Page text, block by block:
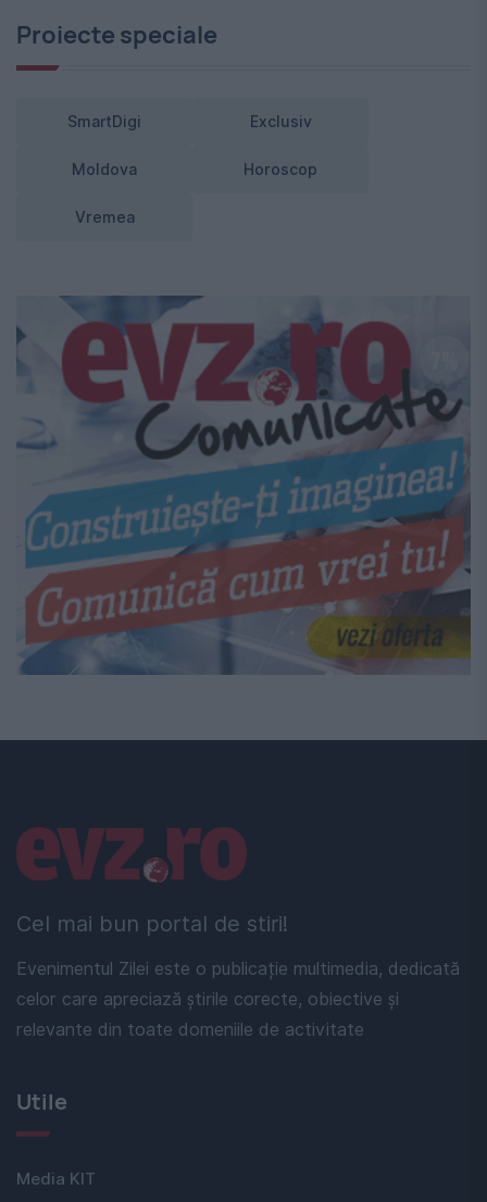
Proiecte speciale
SmartDigi Exclusiv
Moldova Horoscop
Vremea
Cel mai bun portal de stiri!
Evenimentul Zilei este o publicație multimedia, dedicată
celor care apreciază știrile corecte, obiective și
relevante din toate domeniile de activitate
Linkuri utile
Utile
Media KIT